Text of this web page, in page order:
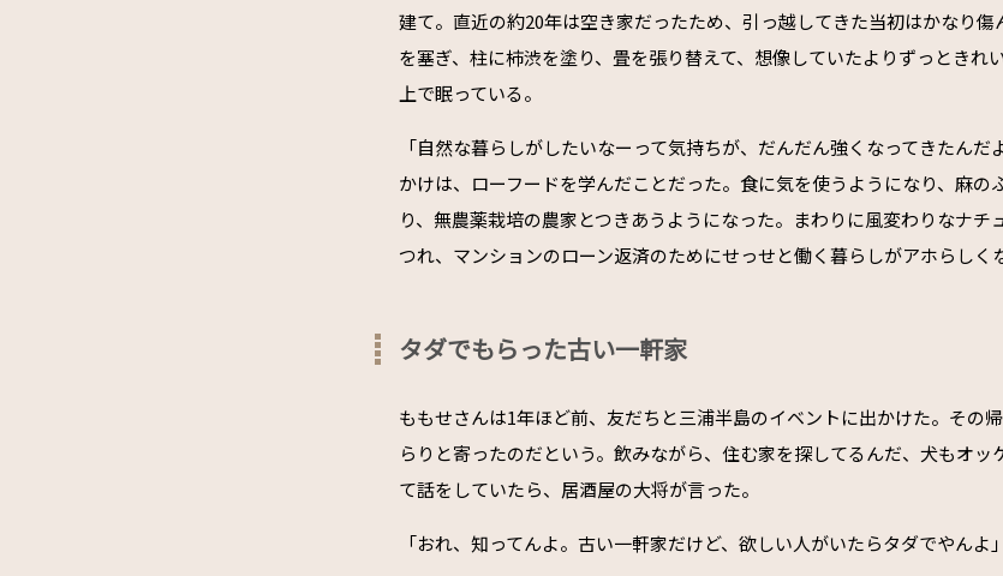
建て。直近の約20年は空き家だったため、引っ越してきた当初はかなり傷
を塞ぎ、柱に柿渋を塗り、畳を張り替えて、想像していたよりずっときれ
上で眠っている。
「自然な暮らしがしたいなーって気持ちが、だんだん強くなってきたんだ
かけは、ローフードを学んだことだった。食に気を使うようになり、麻の
り、無農薬栽培の農家とつきあうようになった。まわりに風変わりなナチ
つれ、マンションのローン返済のためにせっせと働く暮らしがアホらしく
タダでもらった古い一軒家
ももせさんは1年ほど前、友だちと三浦半島のイベントに出かけた。その
らりと寄ったのだという。飲みながら、住む家を探してるんだ、犬もオッ
て話をしていたら、居酒屋の大将が言った。
「おれ、知ってんよ。古い一軒家だけど、欲しい人がいたらタダでやんよ」